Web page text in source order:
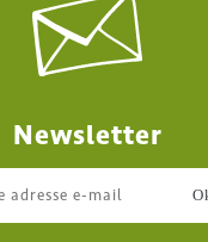
Newsletter